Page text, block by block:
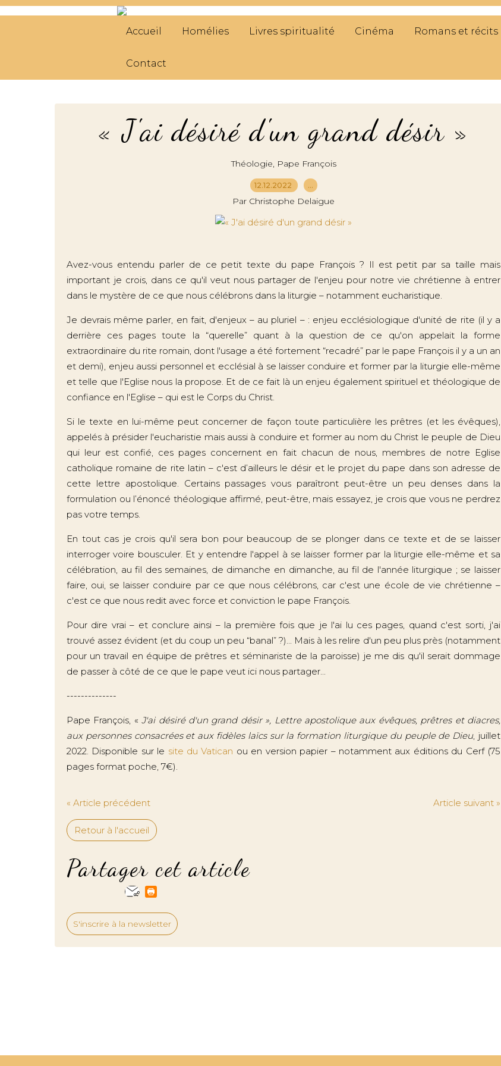
Accueil Homélies Livres spiritualité Cinéma Romans et récits
Contact
« J'ai désiré d'un grand désir »
Théologie, Pape François
12.12.2022 …
Par Christophe Delaigue
Avez-vous entendu parler de ce petit texte du pape François ? Il est petit par sa taille mais
important je crois, dans ce qu'il veut nous partager de l'enjeu pour notre vie chrétienne à entrer
dans le mystère de ce que nous célébrons dans la liturgie – notamment eucharistique.
Je devrais même parler, en fait, d'enjeux – au pluriel – : enjeu ecclésiologique d'unité de rite (il y a
derrière ces pages toute la “querelle” quant à la question de ce qu'on appelait la forme
extraordinaire du rite romain, dont l'usage a été fortement “recadré” par le pape François il y a un an
et demi), enjeu aussi personnel et ecclésial à se laisser conduire et former par la liturgie elle-même
et telle que l'Eglise nous la propose. Et de ce fait là un enjeu également spirituel et théologique de
confiance en l'Eglise – qui est le Corps du Christ.
Si le texte en lui-même peut concerner de façon toute particulière les prêtres (et les évêques),
appelés à présider l'eucharistie mais aussi à conduire et former au nom du Christ le peuple de Dieu
qui leur est confié, ces pages concernent en fait chacun de nous, membres de notre Eglise
catholique romaine de rite latin – c'est d’ailleurs le désir et le projet du pape dans son adresse de
cette lettre apostolique. Certains passages vous paraîtront peut-être un peu denses dans la
formulation ou l’énoncé théologique affirmé, peut-être, mais essayez, je crois que vous ne perdrez
pas votre temps.
En tout cas je crois qu'il sera bon pour beaucoup de se plonger dans ce texte et de se laisser
interroger voire bousculer. Et y entendre l'appel à se laisser former par la liturgie elle-même et sa
célébration, au fil des semaines, de dimanche en dimanche, au fil de l'année liturgique ; se laisser
faire, oui, se laisser conduire par ce que nous célébrons, car c'est une école de vie chrétienne –
c'est ce que nous redit avec force et conviction le pape François.
Pour dire vrai – et conclure ainsi – la première fois que je l'ai lu ces pages, quand c'est sorti, j'ai
trouvé assez évident (et du coup un peu “banal” ?)... Mais à les relire d'un peu plus près (notamment
pour un travail en équipe de prêtres et séminariste de la paroisse) je me dis qu'il serait dommage
de passer à côté de ce que le pape veut ici nous partager...
--------------
Pape François, «J'ai désiré d'un grand désir », Lettre apostolique aux évêques, prêtres et diacres,
aux personnes consacrées et aux fidèles laïcs sur la formation liturgique du peuple de Dieu, juillet
2022. Disponible sur le site du Vatican ou en version papier – notamment aux éditions du Cerf (75
pages format poche, 7€).
« Article précédent Article suivant »
Retour à l'accueil
Partager cet article
S'inscrire à la newsletter